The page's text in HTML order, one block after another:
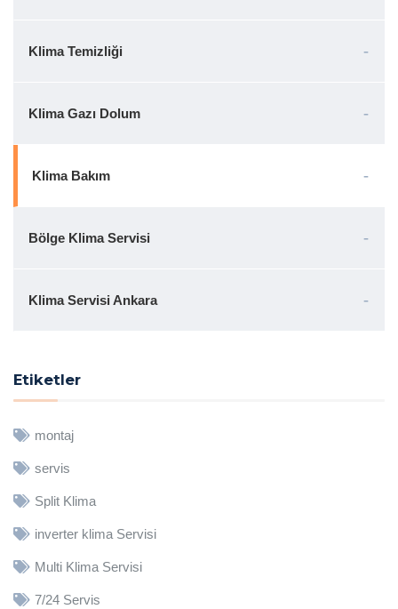
Klima Temizliği
Klima Gazı Dolum
Klima Bakım
Bölge Klima Servisi
Klima Servisi Ankara
Etiketler
montaj
servis
Split Klima
inverter klima Servisi
Multi Klima Servisi
7/24 Servis